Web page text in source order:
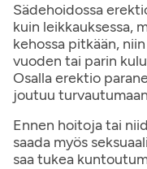
Sädehoidossa
kuin leikkauksessa,
kehossa pitkään,
vuoden tai parin
Osalla erektio
joutuu
Ennen hoitoja tai
saada myös
saa tukea